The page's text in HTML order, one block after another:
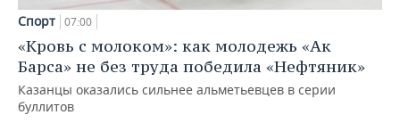
Спорт 07:00
«Кровь с молоком»: как молодежь «Ак
Барса» не без труда победила «Нефтяник»
Казанцы оказались сильнее альметьевцев в серии
буллитов